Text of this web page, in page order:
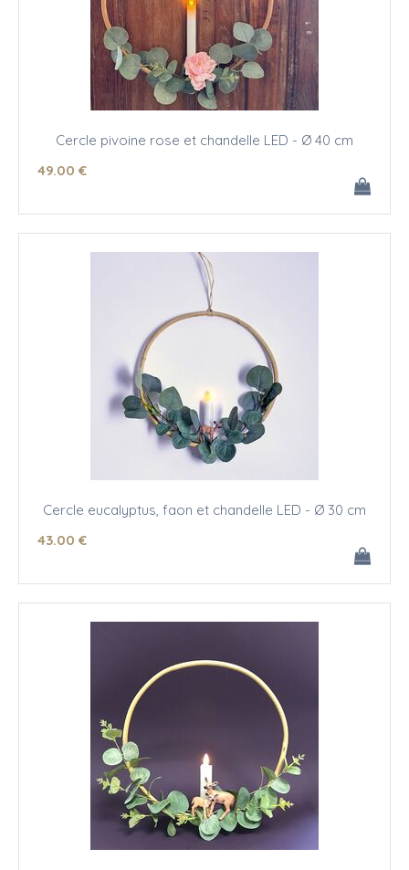
Cercle pivoine rose et chandelle LED - Ø 40 cm
49.00 €
Cercle eucalyptus, faon et chandelle LED - Ø 30 cm
43.00 €